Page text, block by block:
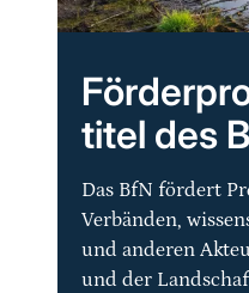
titel des
Das BfN fördert
Verbänden,
und anderen
und der